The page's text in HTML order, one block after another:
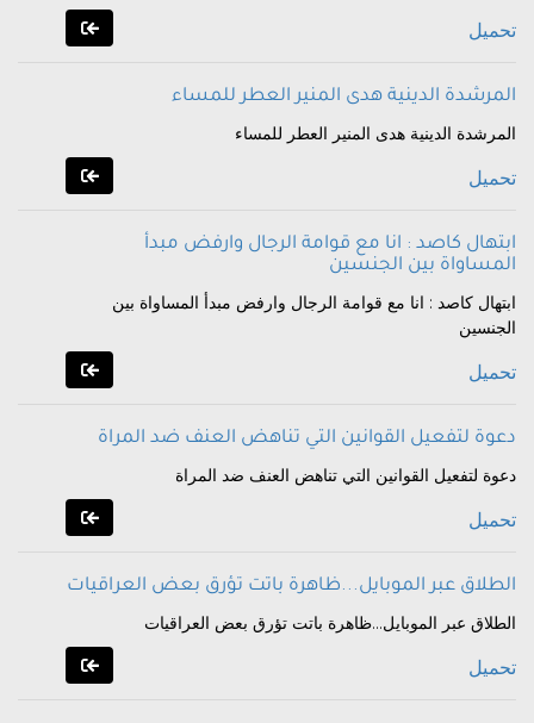
تحميل
المرشدة الدينية هدى المنير العطر للمساء
المرشدة الدينية هدى المنير العطر للمساء
تحميل
ابتهال كاصد : انا مع قوامة الرجال وارفض مبدأ
المساواة بين الجنسين
ابتهال كاصد : انا مع قوامة الرجال وارفض مبدأ المساواة بين
الجنسين
تحميل
دعوة لتفعيل القوانين التي تناهض العنف ضد المراة
دعوة لتفعيل القوانين التي تناهض العنف ضد المراة
تحميل
الطلاق عبر الموبايل...ظاهرة باتت تؤرق بعض العراقيات
الطلاق عبر الموبايل...ظاهرة باتت تؤرق بعض العراقيات
تحميل